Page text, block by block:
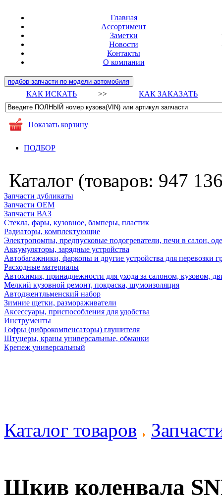
Главная
Ассортимент
Заметки
Новости
Контакты
О компании
подбор запчасти по модели автомобиля
КАК ИСКАТЬ >> КАК ЗАКАЗАТЬ
Показать корзину
ПОДБОР
Каталог (товаров: 947
Запчасти дубликаты
Запчасти ОЕМ
Запчасти ВАЗ
Стекла, фары, кузовное, бамперы, пластик
Радиаторы, комплектующие
Электропомпы, предпусковые подогреватели, печи в салон,
Аккумуляторы, зарядные устройства
Автобагажники, фаркопы и другие устройства для перевозки
Расходные материалы
Автохимия, принадлежности для ухода за салоном, кузовом,
Мелкий кузовной ремонт, покраска, шумоизоляция
Автоджентльменский набор
Зимние щетки, размораживатели
Аксессуары, приспособления для удобства
Инструменты
Гофры (виброкомпенсаторы) глушителя
Штуцеры, краны универсальные, обманки
Крепеж универсальный
Каталог товаров
Шкив коленвала